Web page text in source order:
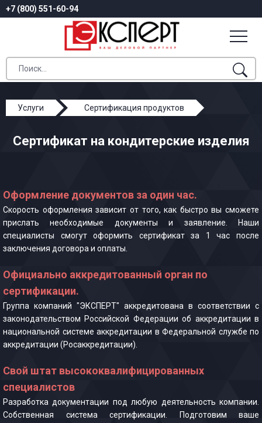
+7 (800) 551-60-94
Услуги
Сертификация продуктов
Сертификат на кондитерские изделия
Оформление документов за один час.
Скорость оформления зависит от того, как быстро вы сможете
прислать необходимые документы и заявление. Наши
специалисты смогут оформить сертификат за 1 час после
заключения договора и оплаты.
Официально аккредитованный орган по
сертификации.
Группа компаний "ЭКСПЕРТ" аккредитована в соответствии с
законодательством Российской Федерации об аккредитации в
национальной системе аккредитации в Федеральной службе по
аккредитации (Росаккредитации).
Свой штат высококвалифицированных
специалистов
Разработка документации под любую деятельность компании.
Собственная система сертификации. Подготовим ваше